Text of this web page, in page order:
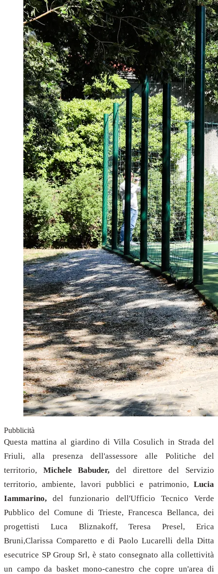
Pubblicità
Questa mattina al giardino di Villa Cosulich in Strada del
Friuli, alla presenza dell'assessore alle Politiche del
territorio, Michele Babuder,del direttore del Servizio
territorio, ambiente, lavori pubblici e patrimonio, Lucia
Iammarino, del funzionario dell'Ufficio Tecnico Verde
Pubblico del Comune di Trieste, Francesca Bellanca, dei
progettisti Luca Bliznakoff,Teresa Presel, Erica
Bruni,Clarissa Comparetto e di Paolo Lucarelli della Ditta
esecutrice SP Group Srl, è stato consegnato alla collettività
un campo da basket mono-canestro che copre un'area di